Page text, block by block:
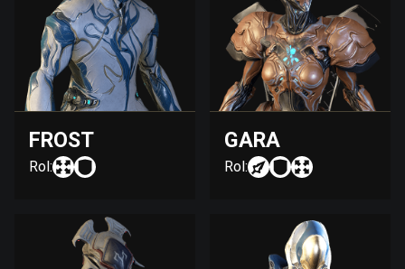
FROST
Rol:
GARA
Rol: